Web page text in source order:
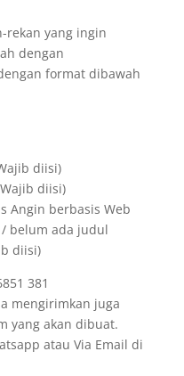
rekan yang ingin
dengan
format dibawah
diisi)
diisi)
Angin berbasis Web
/ belum ada judul
diisi)
381
mengirimkan juga
yang akan dibuat.
atau Via Email di